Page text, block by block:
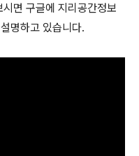
면 구글에 지리공간정보
명하고 있습니다.